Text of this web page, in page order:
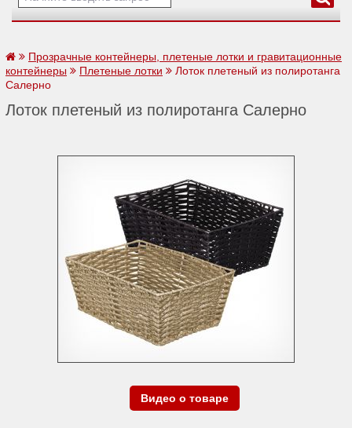
Прозрачные контейнеры, плетеные лотки и гравитационные
контейнеры
Плетеные лотки
Лоток плетеный из полиротанга
Салерно
Лоток плетеный из полиротанга Салерно
Видео о товаре